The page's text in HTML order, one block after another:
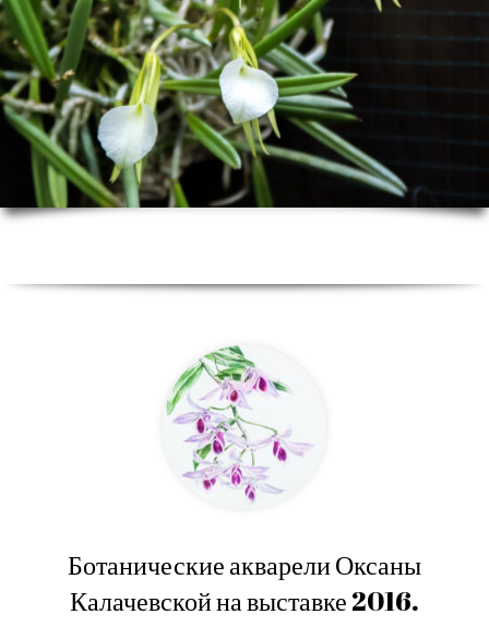
Ботанические акварели Оксаны
Калачевской на выставке 2016.